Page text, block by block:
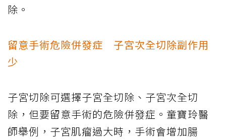
除。
留意手術危險併發症 子宮次全切除副作用
少
子宮切除可選擇子宮全切除、子宮次全切
除，但要留意手術的危險併發症。童寶玲醫
師舉例，子宮肌瘤過大時，手術會增加腸